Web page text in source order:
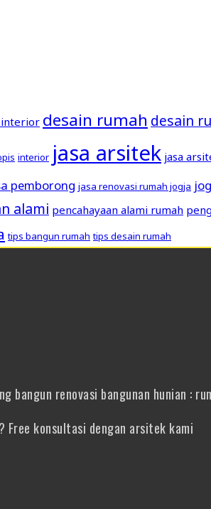
interior desain rumah desain
interior jasa arsitek jasa
pemborong jasa renovasi rumah jogja
alami pencahayaan alami rumah
tips bangun rumah tips desain rumah
bangun renovasi bangunan hunian :
Free konsultasi dengan arsitek kami